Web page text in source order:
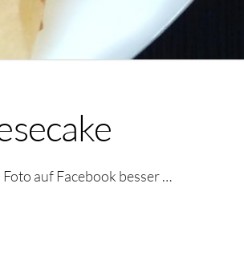
auf Facebook besser …